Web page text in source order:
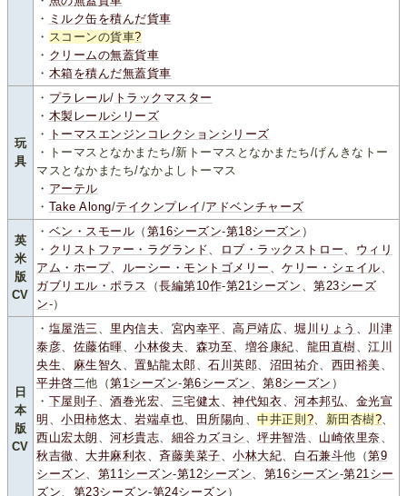
・ ミルク缶を積んだ貨車
・ スコーンの貨車?
・ クリームの無蓋貨車
・ 木箱を積んだ無蓋貨車
玩
具
・ プラレール/ トラックマスター
・ 木製レールシリーズ
・
トーマスエンジンコレクションシリーズ
・トーマスとなかまたち/新トーマスとなかまたち/げんきなトー
マスとなかまたち/なかよしトーマス
・ アーテル
・ Take Along/テイクンプレイ /アドベンチャーズ
英
米
版
CV
・ ベン・スモール （ 第16シーズン-第18シーズン ）
・ クリストファー・ラグランド、 ロブ・ラックストロー、 ウィリ
アム・ホープ、 ルーシー・モントゴメリー 、ケリー・シェイル、
ガブリエル・ポラス
（長編第10作-第21シーズン 、第23シーズ
ン-）
日
本
版
CV
・ 塩屋浩三 、 里内信夫、 宮内幸平、高戸靖広、堀川りょう 、
川津
泰彦、 佐藤佑暉、小林俊夫、 森功至、 増谷康紀、 龍田直樹、江川
央生、 麻生智久 、置鮎龍太郎、石川英郎、 沼田祐介、 西田裕美、
平井啓二他（第1シーズン-第6シーズン 、第8シーズン ）
・ 下屋則子、酒巻光宏、 三宅健太、神代知衣、河本邦弘、 金光宣
明 、小田柿悠太、岩端卓也、 田所陽向 、中井正則 ?、 新田杏樹?、
西山宏太朗 、河杉貴志、 細谷カズヨシ 、坪井智浩、 山崎依里奈、
秋吉徹、 大井麻利衣、斉藤美菜子、小林大紀、 白石兼斗他（第9
シーズン、 第11シーズン-第12シーズン、 第16シーズン-第21シー
ズン、 第23シーズン-第24シーズン ）